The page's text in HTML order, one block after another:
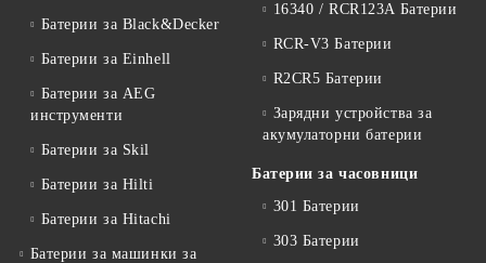
Батерии за Black&Decker
Батерии за Einhell
Батерии за AEG
инструменти
Батерии за Skil
Батерии за Hilti
Батерии за Hitachi
Батерии за машинки за
16340 / RCR123A Батерии
RCR-V3 Батерии
R2CR5 Батерии
Зарядни устройства за
акумулаторни батерии
Батерии за часовници
301 Батерии
303 Батерии